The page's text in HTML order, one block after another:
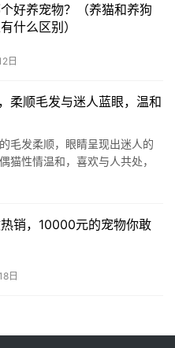
好养宠物？（养猫和养狗
什么区别）
日
柔顺毛发与迷人蓝眼，温和
毛发柔顺，眼睛呈现出迷人的
猫性情温和，喜欢与人共处，
身形较为庞大。它们最引人注
销，10000元的宠物你敢
日